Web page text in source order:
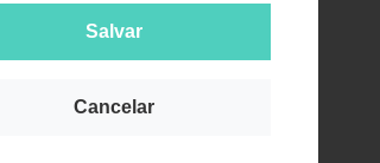
Salvar
Cancelar
relaxados ou
o processo de
Apresenta textura
Publicidade